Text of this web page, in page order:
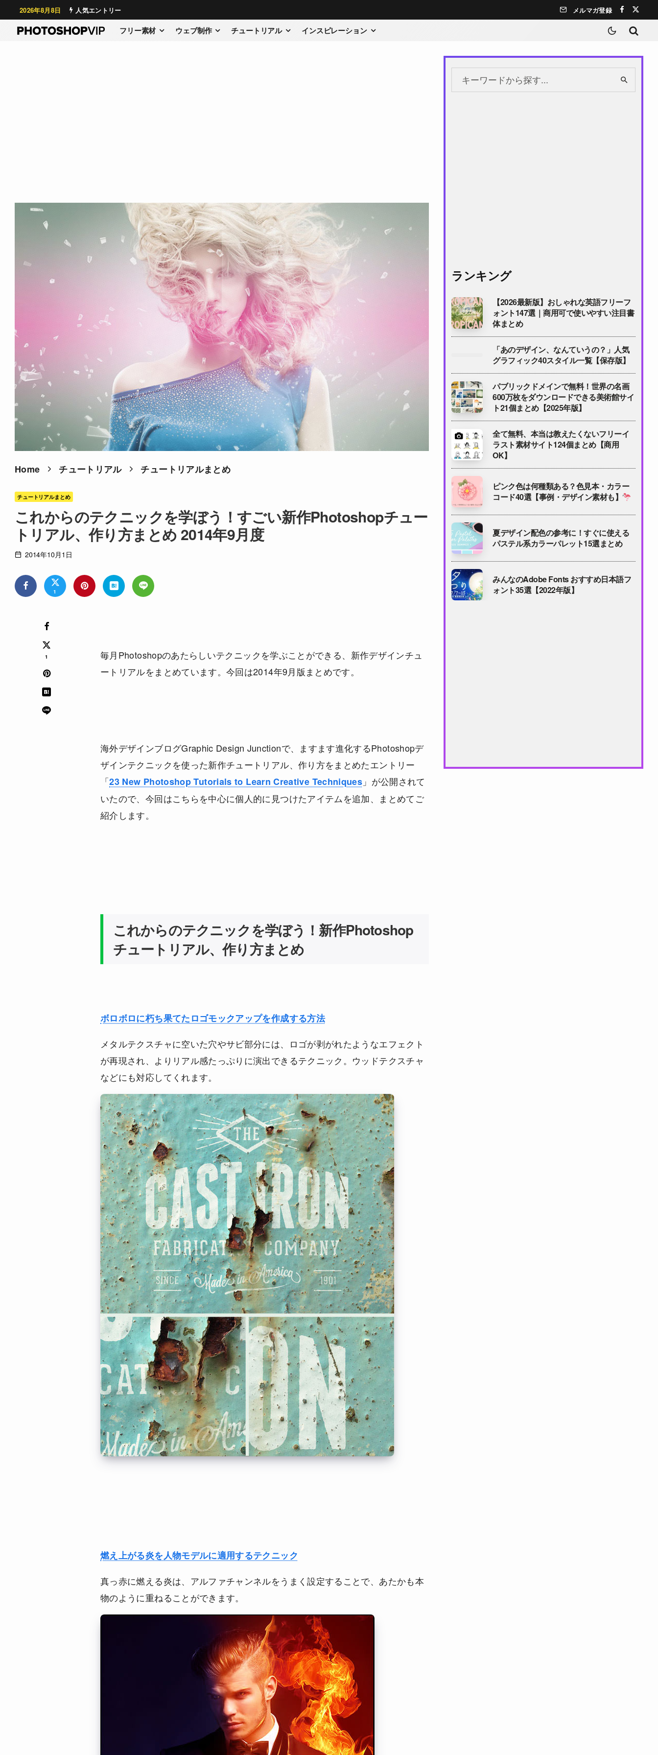
2026年8月8日 人気エントリー メルマガ登録
フリー素材 ウェブ制作 チュートリアル インスピレーション
Home チュートリアル チュートリアルまとめ
チュートリアルまとめ
これからのテクニックを学ぼう！すごい新作Photoshopチュー
トリアル、作り方まとめ 2014年9月度
2014年10月1日
1
1
毎月Photoshopのあたらしいテクニックを学ぶことができる、新作デザインチュ
ートリアルをまとめています。今回は2014年9月版まとめです。
海外デザインブログGraphic Design Junctionで、ますます進化するPhotoshopデ
ザインテクニックを使った新作チュートリアル、作り方をまとめたエントリー
「23 New Photoshop Tutorials to Learn Creative Techniques 」が公開されて
いたので、今回はこちらを中心に個人的に見つけたアイテムを追加、まとめてご
紹介します。
これからのテクニックを学ぼう！新作Photoshop
チュートリアル、作り方まとめ
ボロボロに朽ち果てたロゴモックアップを作成する方法
メタルテクスチャに空いた穴やサビ部分には、ロゴが剥がれたようなエフェクト
が再現され、よりリアル感たっぷりに演出できるテクニック。ウッドテクスチャ
などにも対応してくれます。
燃え上がる炎を人物モデルに適用するテクニック
真っ赤に燃える炎は、アルファチャンネルをうまく設定することで、あたかも本
物のように重ねることができます。
ランキング
【2026最新版】おしゃれな英語フリーフ
ォント147選｜商用可で使いやすい注目書
体まとめ
「あのデザイン、なんていうの？」人気
グラフィック40スタイル一覧【保存版】
パブリックドメインで無料！世界の名画
600万枚をダウンロードできる美術館サイ
ト21個まとめ【2025年版】
全て無料、本当は教えたくないフリーイ
ラスト素材サイト124個まとめ【商用
OK】
ピンク色は何種類ある？色見本・カラー
コード40選【事例・デザイン素材も】
夏デザイン配色の参考に！すぐに使える
パステル系カラーパレット15選まとめ
みんなのAdobe Fonts おすすめ日本語フ
ォント35選【2022年版】